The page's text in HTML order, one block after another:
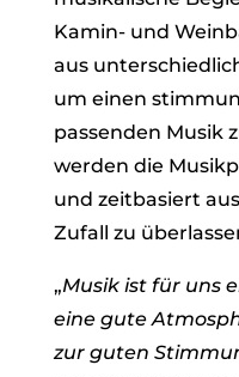
Kamin- und
aus
um einen
passenden Musik
werden die
und zeitbasiert
Zufall zu
„Musik ist für uns
eine gute
zur guten